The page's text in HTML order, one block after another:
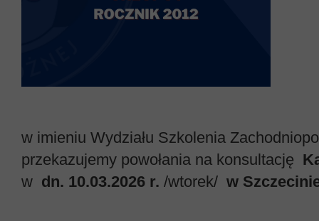
w imieniu Wydziału Szkolenia
przekazujemy powołania na konsultację
w dn. 10.03.2026 r. /wtorek/ w